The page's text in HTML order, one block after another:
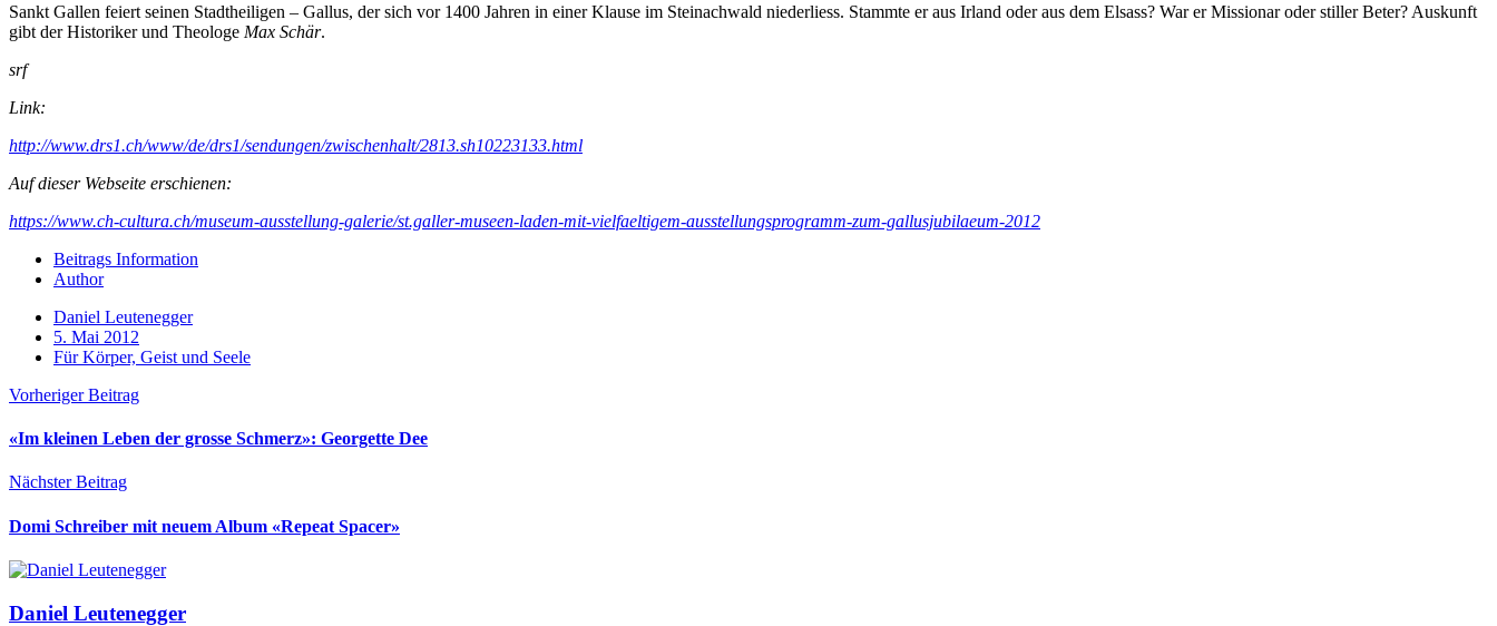
Sankt Gallen feiert seinen Stadtheiligen – Gallus, der sich vor 1400 Jahren in einer Klause im Steinachwald niederliess. Stammte er aus Irland oder aus dem Elsass? War er Missionar oder stiller Beter? Auskunft
gibt der Historiker und Theologe Max Schär.
srf
Link:
http://www.drs1.ch/www/de/drs1/sendungen/zwischenhalt/2813.sh10223133.html
Auf dieser Webseite erschienen:
https://www.ch-cultura.ch/museum-ausstellung-galerie/st.galler-museen-laden-mit-vielfaeltigem-ausstellungsprogramm-zum-gallusjubilaeum-2012
Beitrags Information
Author
Daniel Leutenegger
5. Mai 2012
Für Körper, Geist und Seele
Vorheriger Beitrag
«Im kleinen Leben der grosse Schmerz»: Georgette Dee
Nächster Beitrag
Domi Schreiber mit neuem Album «Repeat Spacer»
Daniel Leutenegger